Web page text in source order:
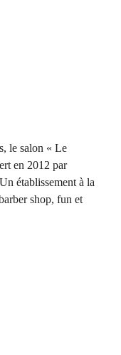
le salon « Le
en 2012 par
établissement à la
shop, fun et